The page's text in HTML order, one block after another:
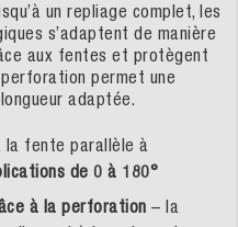
un repliage complet, les
s’adaptent de manière
aux fentes et protègent
permet une
adaptée.
la fente parallèle à
de 0 à 180°
à la perforation – la